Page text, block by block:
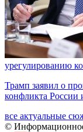
урегулированию
Трамп заявил о
конфликта России
все актуальные
©